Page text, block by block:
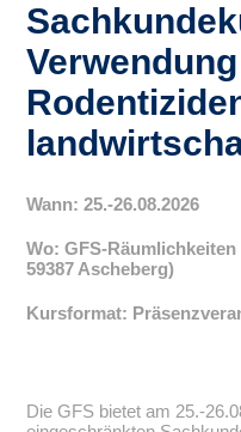
Wann: 25.-26.08.2026
Wo: GFS-
59387 Ascheberg)
Kursformat:
Die GFS bietet am 25.-